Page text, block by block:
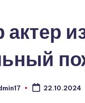
актер
22.10.2024